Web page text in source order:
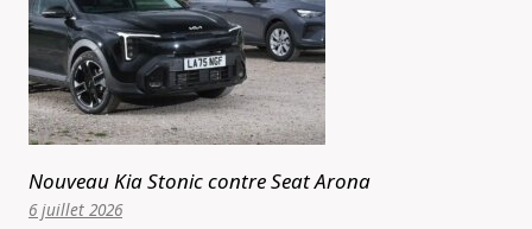
Nouveau Kia Stonic contre Seat Arona
6 juillet 2026